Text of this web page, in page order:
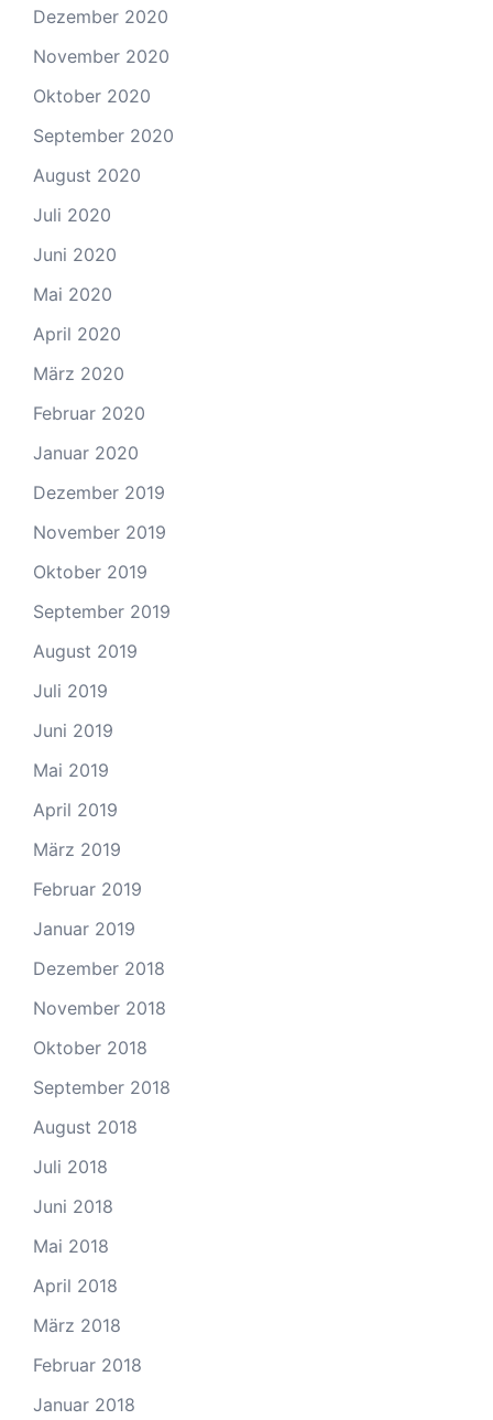
Dezember 2020
November 2020
Oktober 2020
September 2020
August 2020
Juli 2020
Juni 2020
Mai 2020
April 2020
März 2020
Februar 2020
Januar 2020
Dezember 2019
November 2019
Oktober 2019
September 2019
August 2019
Juli 2019
Juni 2019
Mai 2019
April 2019
März 2019
Februar 2019
Januar 2019
Dezember 2018
November 2018
Oktober 2018
September 2018
August 2018
Juli 2018
Juni 2018
Mai 2018
April 2018
März 2018
Februar 2018
Januar 2018